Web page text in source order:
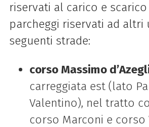
riservati al carico e
parcheggi riservati ad altri
seguenti strade:
corso Massimo
carreggiata est (lato
Valentino), nel tratto
corso Marconi e corso